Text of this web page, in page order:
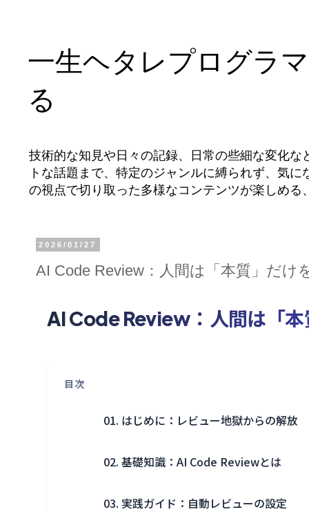
一生ヘタレプログラ
る
技術的な知見や日々の記録、日常の些細な変化
トな話題まで、特定のジャンルに縛られず、気
の視点で切り取った多様なコンテンツが楽しめ
2026/01/27
AI Code Review：人間は「本質」だけ
AI Code Review：人間は「
目次
01. はじめに：レビュー地獄からの解放
02. 基礎知識：AI Code Reviewとは
03. 実践ガイド：自動レビューの設定